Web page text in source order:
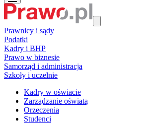
Prawnicy i sądy
Podatki
Kadry i BHP
Prawo w biznesie
Samorząd i administracja
Szkoły i uczelnie
Kadry w oświacie
Zarządzanie oświatą
Orzeczenia
Studenci